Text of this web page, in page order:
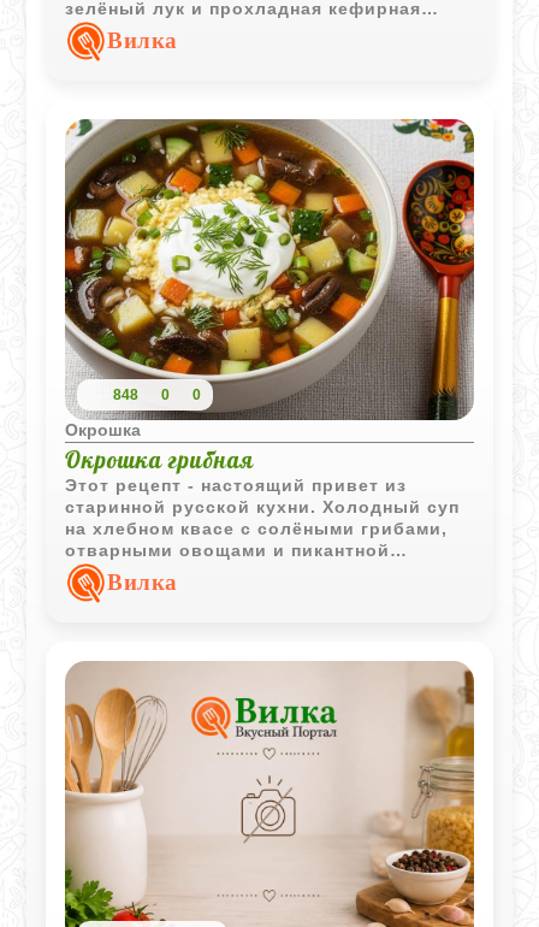
зелёный лук и прохладная кефирная
основа делают блюдо простым, свежим и
очень летним.
Вилка
848 0 0
Окрошка
Окрошка грибная
Этот рецепт - настоящий привет из
старинной русской кухни. Холодный суп
на хлебном квасе с солёными грибами,
отварными овощами и пикантной
горчичной заправкой - это не просто еда,
а гастрономическое путешествие. Он
своему, но основа остаётся неизменной:
простые продукты, немного терпения и
щедрая ложка сметаны перед подачей.
Вилка